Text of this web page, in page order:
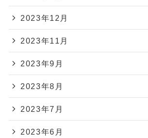
2023年12月
2023年11月
2023年9月
2023年8月
2023年7月
2023年6月